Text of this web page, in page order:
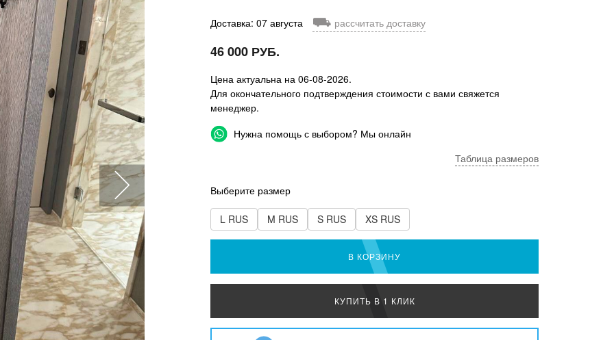
Доставка: 07 августа ⛟ рассчитать доставку
46 000 РУБ.
Цена актуальна на 06-08-2026.
Для окончательного подтверждения стоимости с вами свяжется
менеджер.
Нужна помощь с выбором? Мы онлайн
Таблица размеров
Выберите размер
L RUS M RUS S RUS XS RUS
В КОРЗИНУ
КУПИТЬ В 1 КЛИК